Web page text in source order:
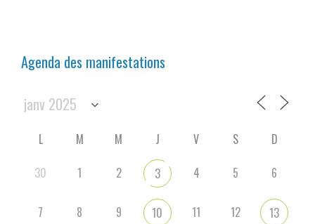
Agenda des manifestations
L M M J V S
D
30
1 2 3 4 5 6
7 8 9 10 11 12 13